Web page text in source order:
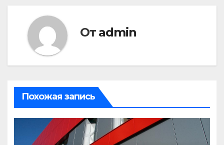
От admin
Похожая запись